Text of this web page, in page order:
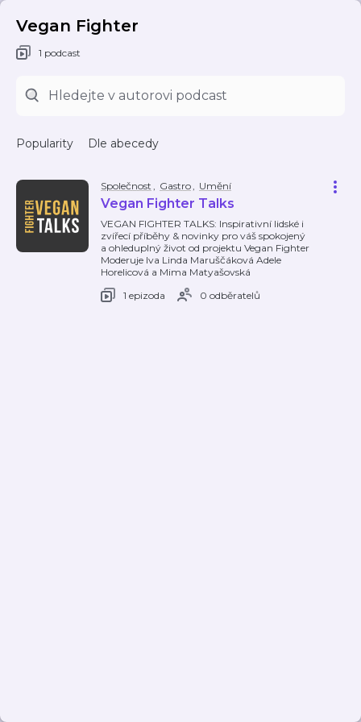
Vegan Fighter
1 podcast
Popularity Dle abecedy
Společnost , Gastro, Umění
Vegan Fighter Talks
VEGAN FIGHTER TALKS: Inspirativní lidské i
zvířecí příběhy & novinky pro váš spokojený
a ohleduplný život od projektu Vegan Fighter
Moderuje Iva Linda Maruščáková Adele
Horelicová a Mima Matyašovská
1 epizoda
0 odběratelů